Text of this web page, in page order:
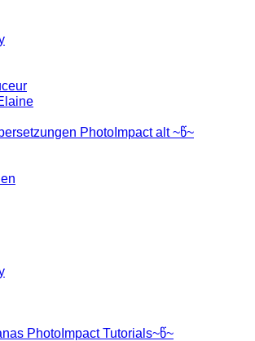
PhotoImpact alt ~წ~
PhotoImpact Tutorials~წ~